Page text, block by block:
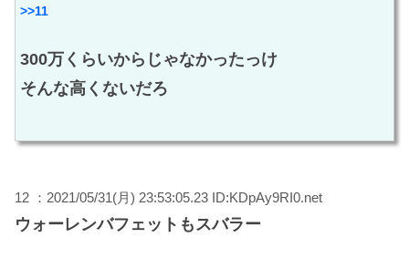
>>11
300万くらいからじゃなかったっけ
そんな高くないだろ
12 ：2021/05/31(月) 23:53:05.23 ID:KDpAy9RI0.net
ウォーレンバフェットもスバラー